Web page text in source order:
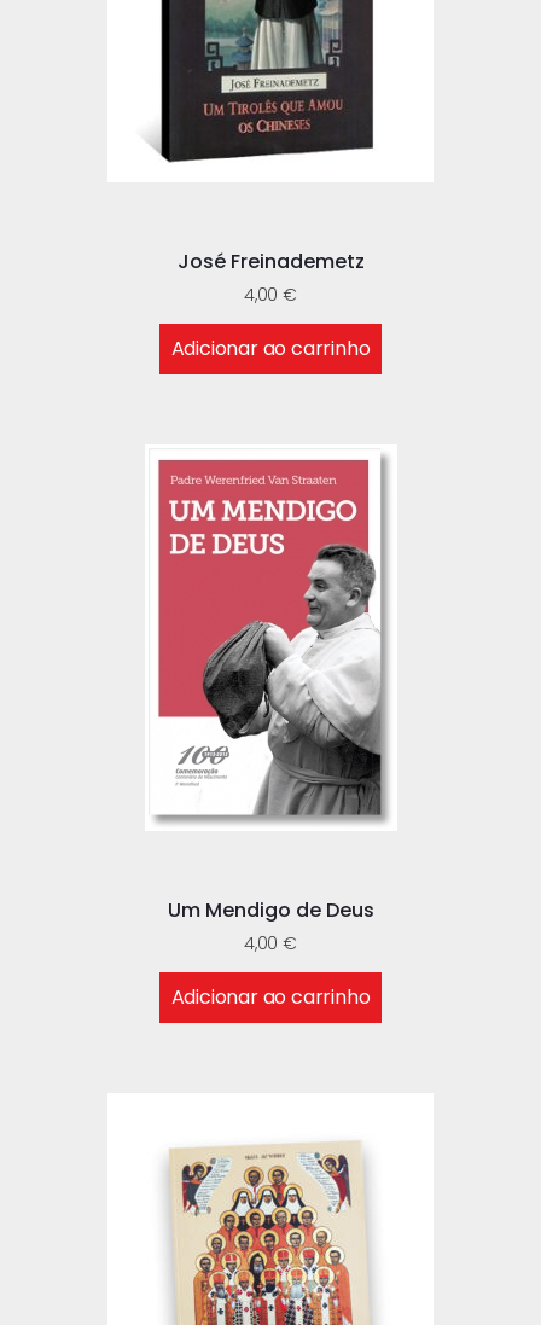
José Freinademetz
4,00€
Adicionar ao carrinho
Um Mendigo de Deus
4,00€
Adicionar ao carrinho